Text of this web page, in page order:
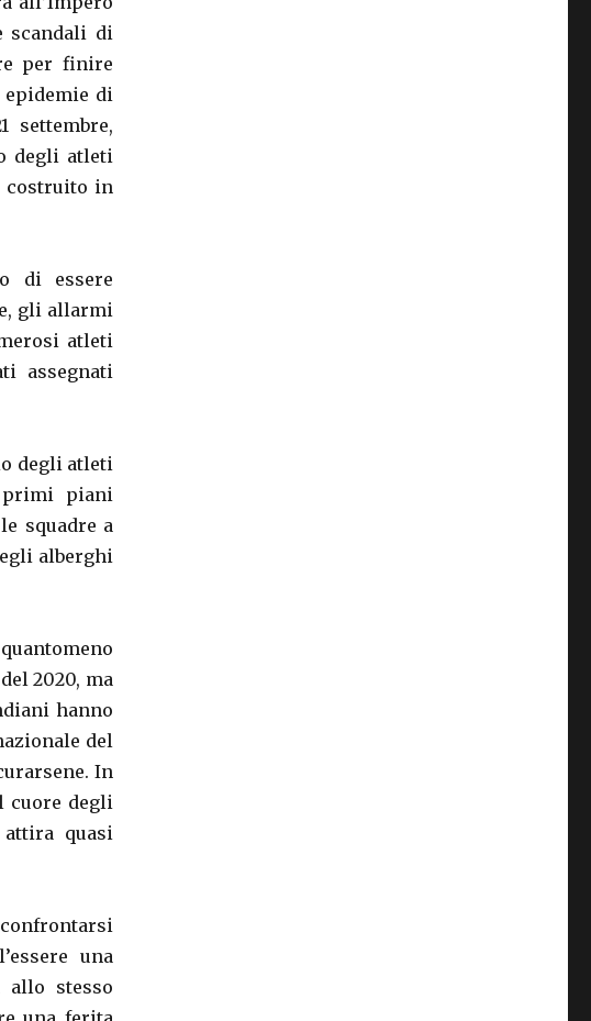
scandali di
per finire
di
settembre,
degli atleti
costruito in
di essere
gli allarmi
atleti
assegnati
degli atleti
primi piani
squadre a
alberghi
2020, ma
hanno
del
In
cuore degli
quasi
una
allo stesso